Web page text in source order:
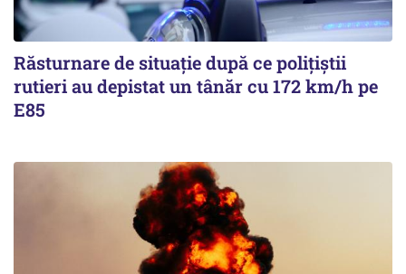
Răsturnare de situație după ce polițiștii
rutieri au depistat un tânăr cu 172 km/h pe
E85